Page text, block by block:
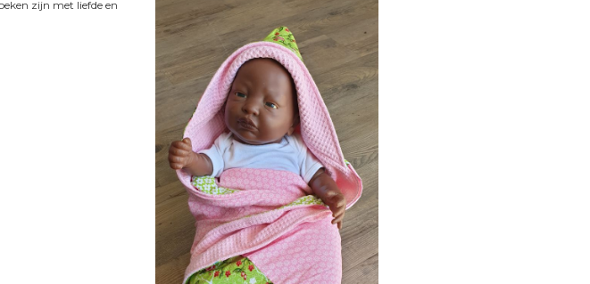
zijn met liefde en